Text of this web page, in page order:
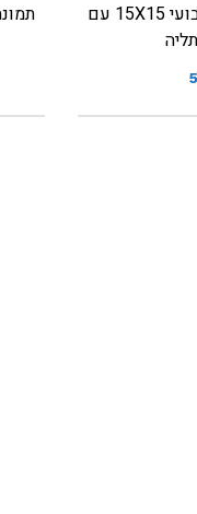
תמונה על בלוק עץ ריבועי 15X15 עם